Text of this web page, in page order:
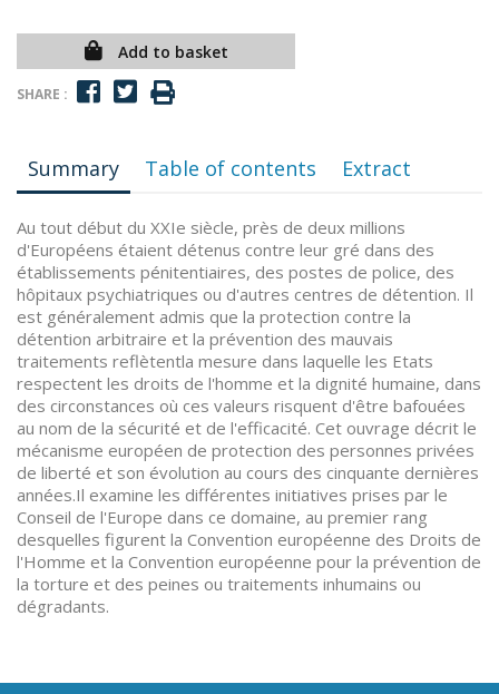
Add to basket
SHARE :
Summary Table of contents Extract
Au tout début du XXIe siècle, près de deux millions
d'Européens étaient détenus contre leur gré dans des
établissements pénitentiaires, des postes de police, des
hôpitaux psychiatriques ou d'autres centres de détention. Il
est généralement admis que la protection contre la
détention arbitraire et la prévention des mauvais
traitements reflètentla mesure dans laquelle les Etats
respectent les droits de l'homme et la dignité humaine, dans
des circonstances où ces valeurs risquent d'être bafouées
au nom de la sécurité et de l'efficacité. Cet ouvrage décrit le
mécanisme européen de protection des personnes privées
de liberté et son évolution au cours des cinquante dernières
années.Il examine les différentes initiatives prises par le
Conseil de l'Europe dans ce domaine, au premier rang
desquelles figurent la Convention européenne des Droits de
l'Homme et la Convention européenne pour la prévention de
la torture et des peines ou traitements inhumains ou
dégradants.